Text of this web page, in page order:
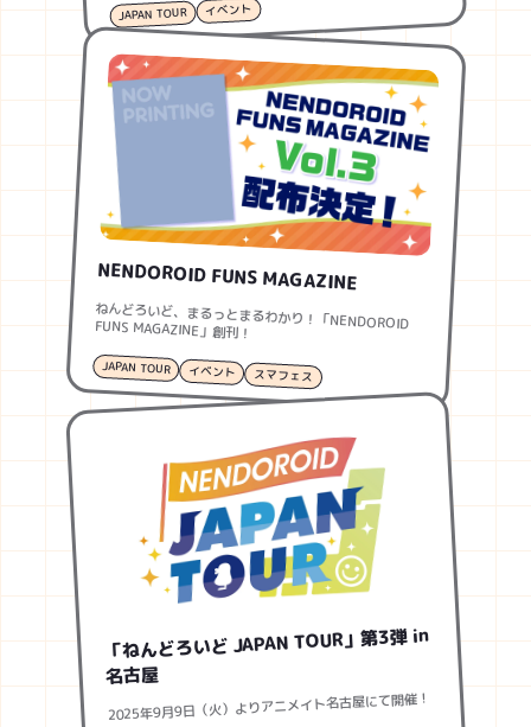
JAPAN TOUR イベント
NENDOROID FUNS MAGAZINE
ねんどろいど、まるっとまるわかり！「NENDOROID FUNS MAGAZINE」創刊！
JAPAN TOUR イベント スマフェス
「ねんどろいど JAPAN TOUR」第3弾 in
名古屋
2025年9月9日（火）よりアニメイト名古屋にて開催！